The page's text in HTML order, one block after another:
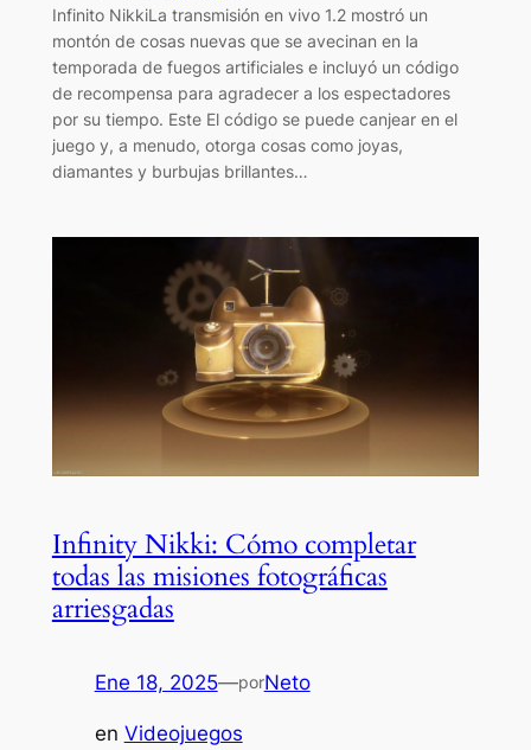
Infinito NikkiLa transmisión en vivo 1.2 mostró un
montón de cosas nuevas que se avecinan en la
temporada de fuegos artificiales e incluyó un código
de recompensa para agradecer a los espectadores
por su tiempo. Este El código se puede canjear en el
juego y, a menudo, otorga cosas como joyas,
diamantes y burbujas brillantes…
Infinity Nikki: Cómo completar
todas las misiones fotográficas
arriesgadas
Ene 18, 2025—porNeto
en Videojuegos